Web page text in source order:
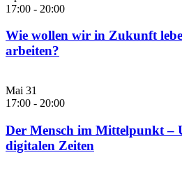
17:00 - 20:00
Wie wollen wir in Zukunft
arbeiten?
Mai 31
17:00 - 20:00
Der Mensch im Mittelpunkt –
digitalen Zeiten